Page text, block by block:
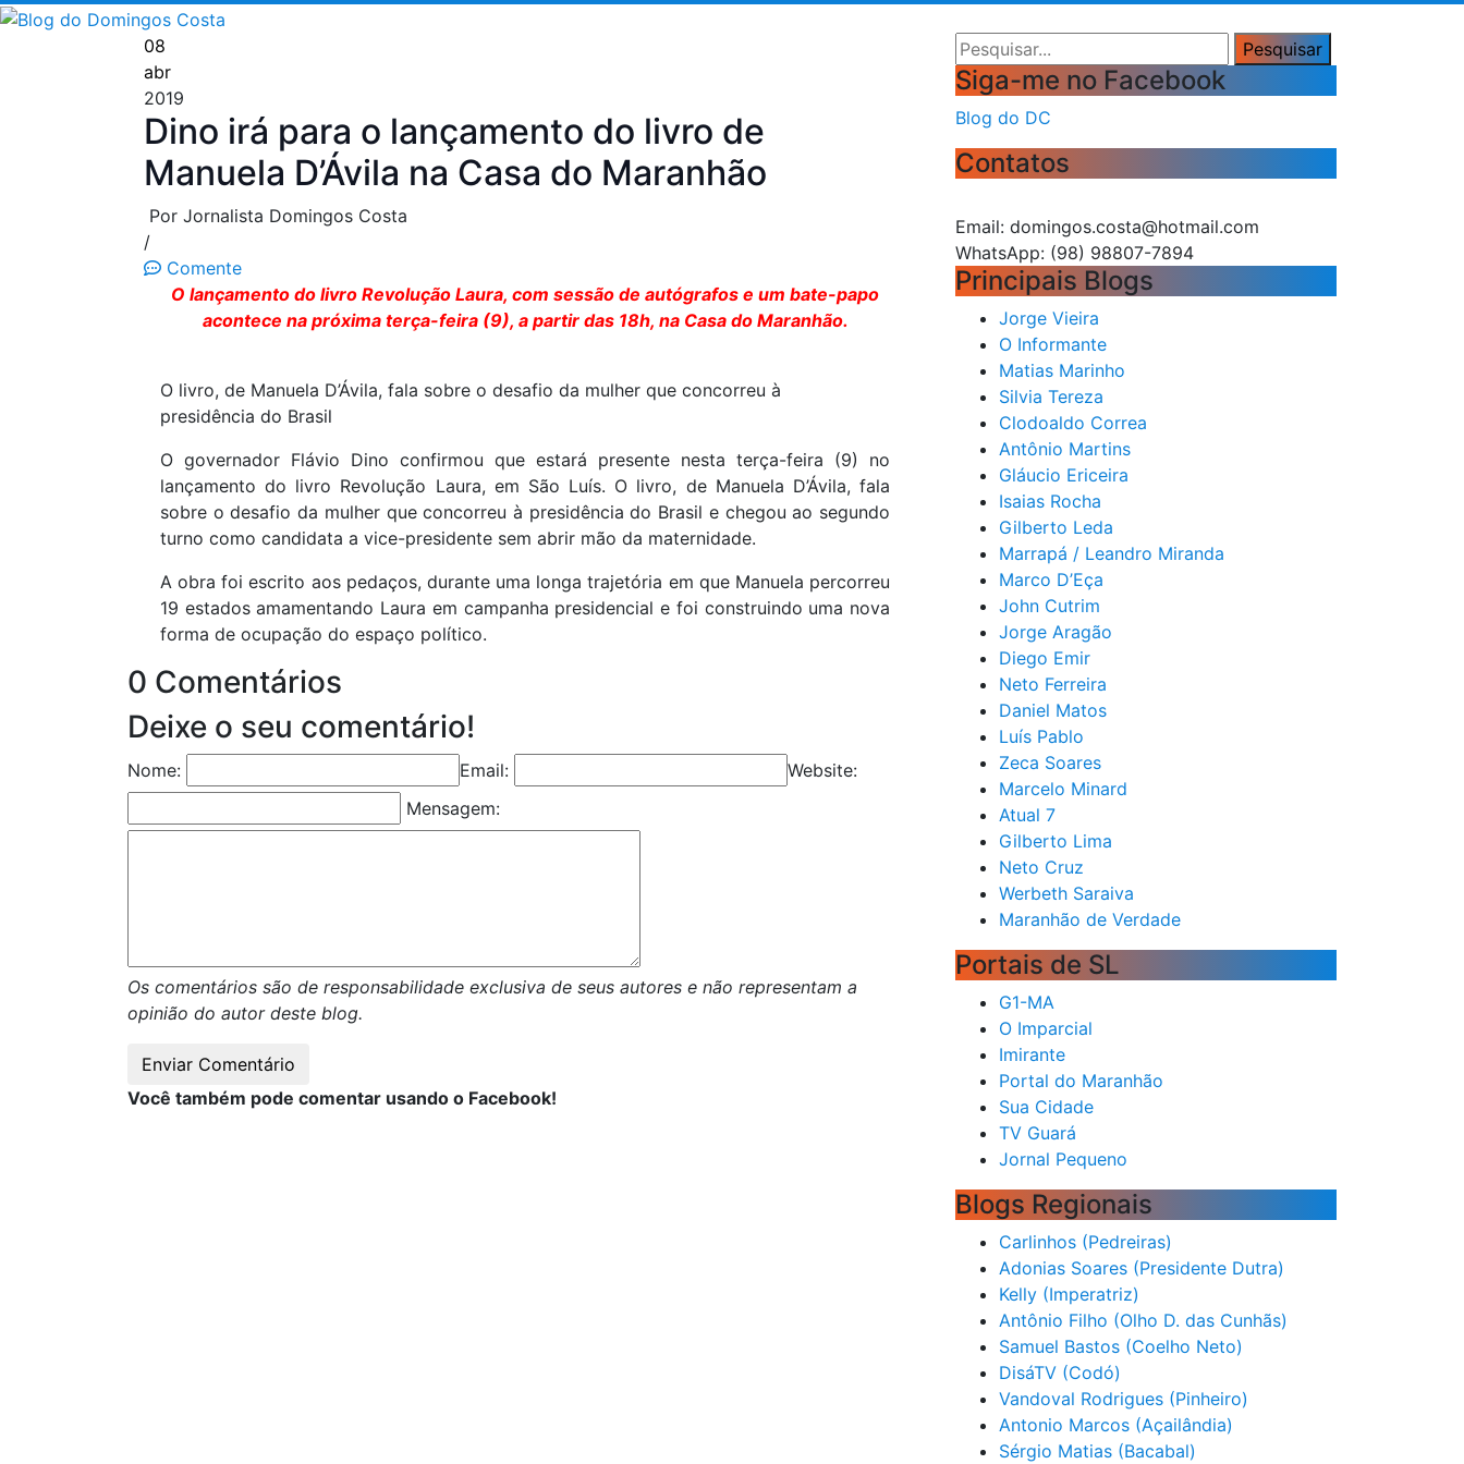
Pular
08
abr
2019
Dino irá para o lançamento do livro de
Manuela D’Ávila na Casa do Maranhão
Por Jornalista Domingos Costa
/
Comente
O lançamento do livro Revolução Laura, com sessão de autógrafos e um bate-papo
acontece na próxima terça-feira (9), a partir das 18h, na Casa do Maranhão.
O livro, de Manuela D’Ávila, fala sobre o desafio da mulher que concorreu à
presidência do Brasil
O governador Flávio Dino confirmou que estará presente nesta terça-feira (9) no
lançamento do livro Revolução Laura, em São Luís. O livro, de Manuela D’Ávila, fala
sobre o desafio da mulher que concorreu à presidência do Brasil e chegou ao segundo
turno como candidata a vice-presidente sem abrir mão da maternidade.
A obra foi escrito aos pedaços, durante uma longa trajetória em que Manuela percorreu
19 estados amamentando Laura em campanha presidencial e foi construindo uma nova
forma de ocupação do espaço político.
0 Comentários
Deixe o seu comentário!
Nome: Email:
Website:
Mensagem:
Os comentários são de responsabilidade exclusiva de seus autores e não representam a
opinião do autor deste blog.
Você também pode comentar usando o Facebook!
Pesquisar Pesquisar
Siga-me no Facebook
Blog do DC
Contatos
Email: domingos.costa@hotmail.com
WhatsApp: (98) 98807-7894
Principais Blogs
Jorge Vieira
O Informante
Matias Marinho
Silvia Tereza
Clodoaldo Correa
Antônio Martins
Gláucio Ericeira
Isaias Rocha
Gilberto Leda
Marrapá / Leandro Miranda
Marco D’Eça
John Cutrim
Jorge Aragão
Diego Emir
Neto Ferreira
Daniel Matos
Luís Pablo
Zeca Soares
Marcelo Minard
Atual 7
Gilberto Lima
Neto Cruz
Werbeth Saraiva
Maranhão de Verdade
Portais de SL
G1-MA
O Imparcial
Imirante
Portal do Maranhão
Sua Cidade
TV Guará
Jornal Pequeno
Blogs Regionais
Carlinhos (Pedreiras)
Adonias Soares (Presidente Dutra)
Kelly (Imperatriz)
Antônio Filho (Olho D. das Cunhãs)
Samuel Bastos (Coelho Neto)
DisáTV (Codó)
Vandoval Rodrigues (Pinheiro)
Antonio Marcos (Açailândia)
Sérgio Matias (Bacabal)